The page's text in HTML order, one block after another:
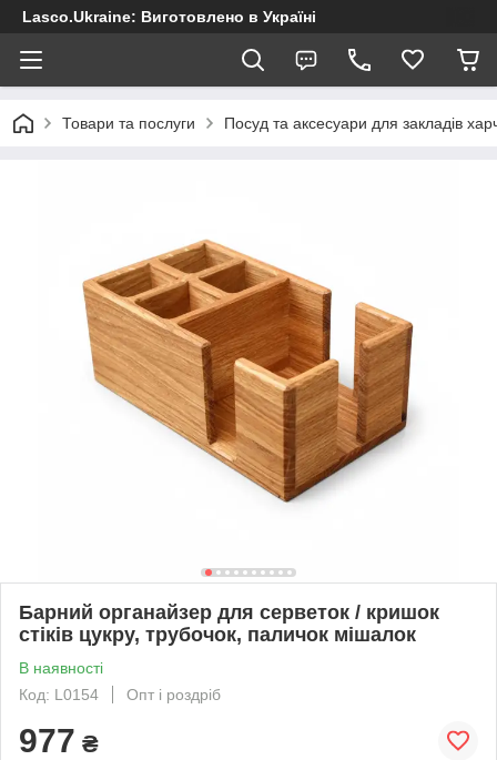
Lasco.Ukraine: Виготовлено в Україні
Товари та послуги Посуд та аксесуари для закладів
Барний органайзер для серветок / кришок
стіків цукру, трубочок, паличок мішалок
В наявності
Код: L0154
Опт і роздріб
977 ₴